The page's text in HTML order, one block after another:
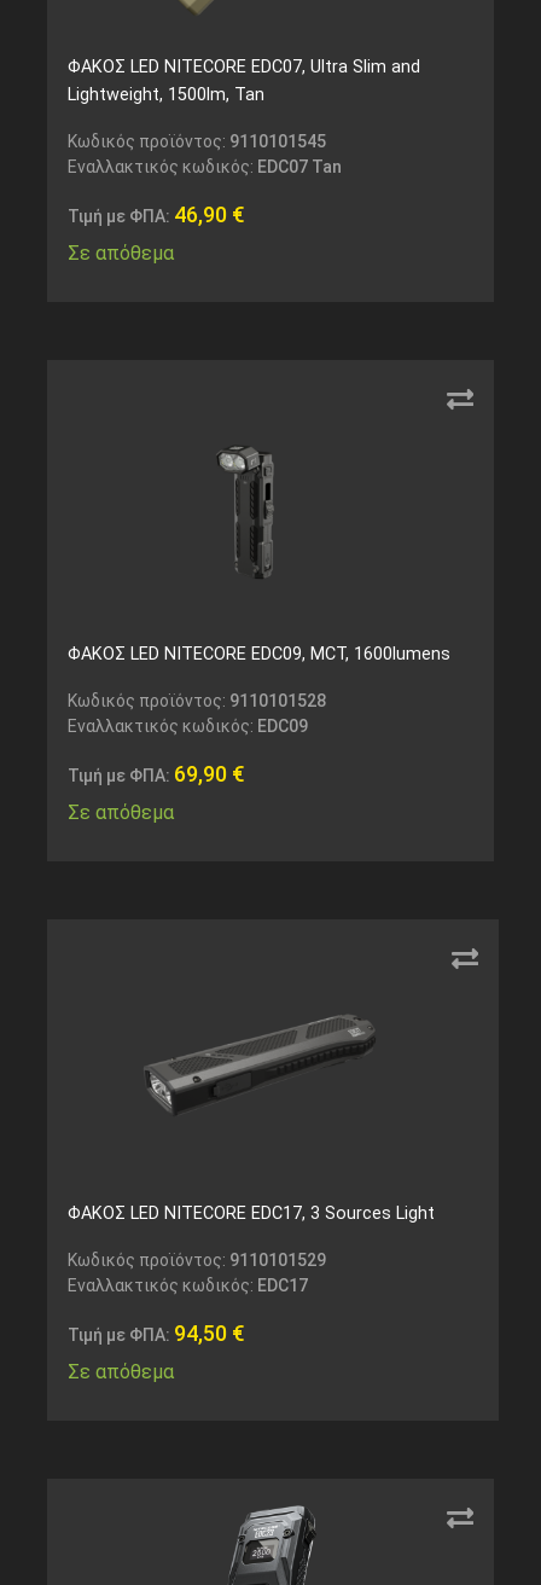
ΦΑΚΟΣ LED NITECORE EDC07, Ultra Slim and
Lightweight, 1500lm, Tan
Κωδικός προϊόντος: 9110101545
Εναλλακτικός κωδικός: EDC07 Tan
Τιμή με ΦΠΑ: 46,90 €
Σε απόθεμα
ΦΑΚΟΣ LED NITECORE EDC09, MCT, 1600lumens
Κωδικός προϊόντος: 9110101528
Εναλλακτικός κωδικός: EDC09
Τιμή με ΦΠΑ: 69,90 €
Σε απόθεμα
ΦΑΚΟΣ LED NITECORE EDC17, 3 Sources Light
Κωδικός προϊόντος: 9110101529
Εναλλακτικός κωδικός: EDC17
Τιμή με ΦΠΑ: 94,50 €
Σε απόθεμα